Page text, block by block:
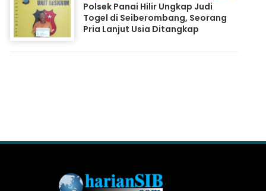
Polsek Panai Hilir Ungkap Judi
Togel di Seiberombang, Seorang
Pria Lanjut Usia Ditangkap